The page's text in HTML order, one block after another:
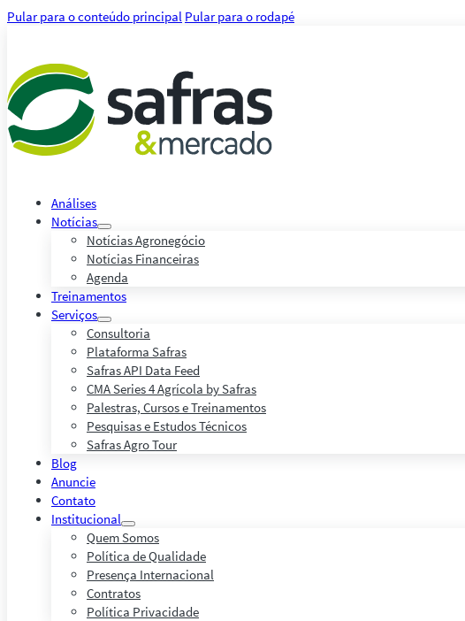
Pular para o conteúdo principal Pular para o rodapé
Análises
Notícias
Notícias Agronegócio
Notícias Financeiras
Agenda
Treinamentos
Serviços
Consultoria
Plataforma Safras
Safras API Data Feed
CMA Series 4 Agrícola by Safras
Palestras, Cursos e Treinamentos
Pesquisas e Estudos Técnicos
Safras Agro Tour
Blog
Anuncie
Contato
Institucional
Quem Somos
Política de Qualidade
Presença Internacional
Contratos
Política Privacidade